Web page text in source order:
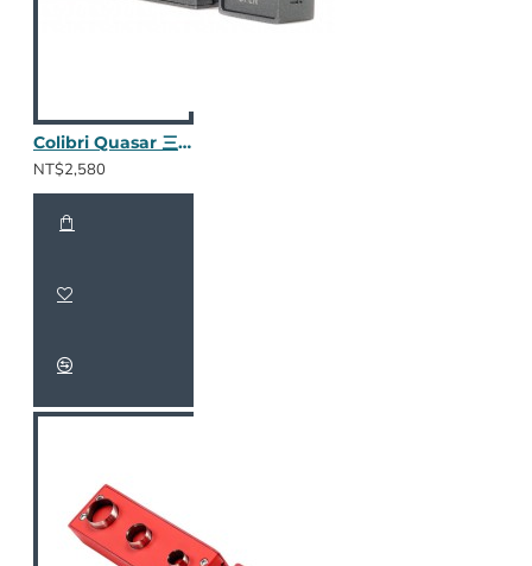
Colibri Quasar 三合一鑽孔器 (水泥灰)
NT$2,580